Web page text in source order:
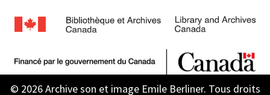
© 2026 Archive son et image Emile Berliner. Tous droits